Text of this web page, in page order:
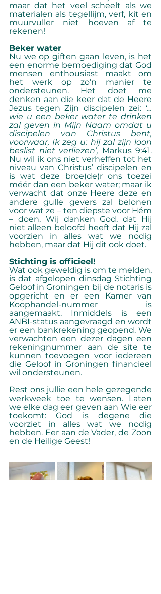
maar dat het veel scheelt als we
materialen als tegellijm, verf, kit en
muurvuller niet hoeven af te
rekenen!
Beker water
Nu we op giften gaan leven, is het
een enorme bemoediging dat God
mensen enthousiast maakt om
het werk op zo’n manier te
ondersteunen. Het doet me
denken aan die keer dat de Heere
Jezus tegen Zijn discipelen zei: ‘…
wie u een beker water te drinken
zal geven in Mijn Naam omdat u
discipelen van Christus bent,
voorwaar, Ik zeg u: hij zal zijn loon
beslist niet verliezen’, Markus 9:41.
Nu wil ik ons niet verheffen tot het
niveau van Christus’ discipelen en
is wat deze broe(de)r ons toezei
méér dan een beker water; maar ik
verwacht dat onze Heere deze en
andere gulle gevers zal belonen
voor wat ze – ten diepste voor Hém
– doen. Wij danken God, dat Hij
niet alleen beloofd heeft dat Hij zal
voorzien in alles wat we nodig
hebben, maar dat Hij dit ook doet.
Stichting is officieel!
Wat ook geweldig is om te melden,
is dat afgelopen dinsdag Stichting
Geloof in Groningen bij de notaris is
opgericht en er een Kamer van
Koophandel-nummer is
aangemaakt. Inmiddels is een
ANBI-status aangevraagd en wordt
er een bankrekening geopend. We
verwachten een dezer dagen een
rekeningnummer aan de site te
kunnen toevoegen voor iedereen
die Geloof in Groningen financieel
wil ondersteunen.
Rest ons jullie een hele gezegende
werkweek toe te wensen. Laten
we elke dag eer geven aan Wie eer
toekomt: God is degene die
voorziet in alles wat we nodig
hebben. Eer aan de Vader, de Zoon
en de Heilige Geest!